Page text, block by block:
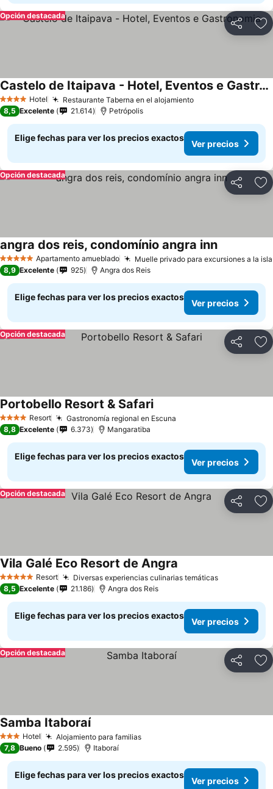
Compartir
Opción destacada
4 EstrellasHotel Restaurante Taberna en el alojamientoVer precios
Castelo de Itaipava - Hotel, Eventos e Gastronomia
Ver precios
8,5 Excelente 21.614 Petrópolis
Elige fechas para ver los precios exactos
Ver precios
Compartir
Opción destacada
5 Estrellas Apartamento amueblado Muelle privado para excursiones a la isla
angra dos reis, condomínio angra innVer precios
8,9 Excelente 925 Angra dos Reis
Elige fechas para ver los precios exactos
Ver precios
Compartir
Opción destacada
4 EstrellasResort Gastronomía regional en Escuna
Portobello Resort & SafariVer precios
8,8 Excelente 6.373 Mangaratiba
Elige fechas para ver los precios exactos
Ver precios
Compartir
Opción destacada
5 Estrellas Resort Diversas experiencias culinarias temáticasVer precios
Vila Galé Eco Resort de Angra
8,5 Excelente 21.186 Angra dos Reis
Elige fechas para ver los precios exactos
Ver precios
Compartir
Opción destacada
3 Estrellas
Hotel Alojamiento para familiasVer precios
Samba ItaboraíVer precios
7,8 Bueno 2.595 Itaboraí
Elige fechas para ver los precios exactos
Ver precios